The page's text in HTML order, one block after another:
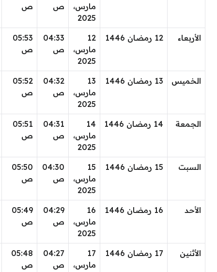
مارس،
2025
ص
ص
الأربعاء 12 رمضان 1446
12
مارس،
2025
04:33
ص
05:53
ص
الخميس 13 رمضان 1446
13
مارس،
2025
04:32
ص
05:52
ص
الجمعة 14 رمضان 1446
14
مارس،
2025
04:31
ص
05:51
ص
السبت 15 رمضان 1446
15
مارس،
2025
04:30
ص
05:50
ص
الأحد 16 رمضان 1446
16
مارس،
2025
04:29
ص
05:49
ص
الأثنين 17 رمضان 1446
17
مارس،
04:27
ص
05:48
ص